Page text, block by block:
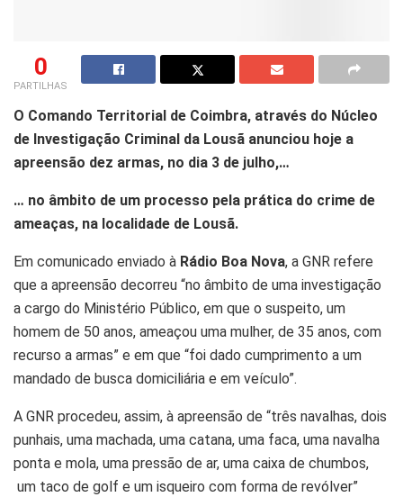
0
PARTILHAS
O Comando Territorial de Coimbra, através do Núcleo
de Investigação Criminal da Lousã anunciou hoje a
apreensão dez armas, no dia 3 de julho,…
… no âmbito de um processo pela prática do crime de
ameaças, na localidade de Lousã.
Em comunicado enviado à Rádio Boa Nova, a GNR refere
que a apreensão decorreu “no âmbito de uma investigação
a cargo do Ministério Público, em que o suspeito, um
homem de 50 anos, ameaçou uma mulher, de 35 anos, com
recurso a armas” e em que “foi dado cumprimento a um
mandado de busca domiciliária e em veículo”.
A GNR procedeu, assim, à apreensão de “três navalhas, dois
punhais, uma machada, uma catana, uma faca, uma navalha
ponta e mola, uma pressão de ar, uma caixa de chumbos,
um taco de golf e um isqueiro com forma de revólver”